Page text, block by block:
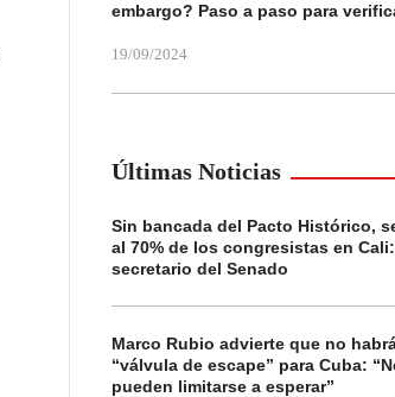
embargo? Paso a paso para
19/09/2024
Últimas Noticias
Sin bancada del Pacto Histórico,
al 70% de los congresistas en Cali:
secretario del Senado
Marco Rubio advierte que no
“válvula de escape” para Cuba:
pueden limitarse a esperar”